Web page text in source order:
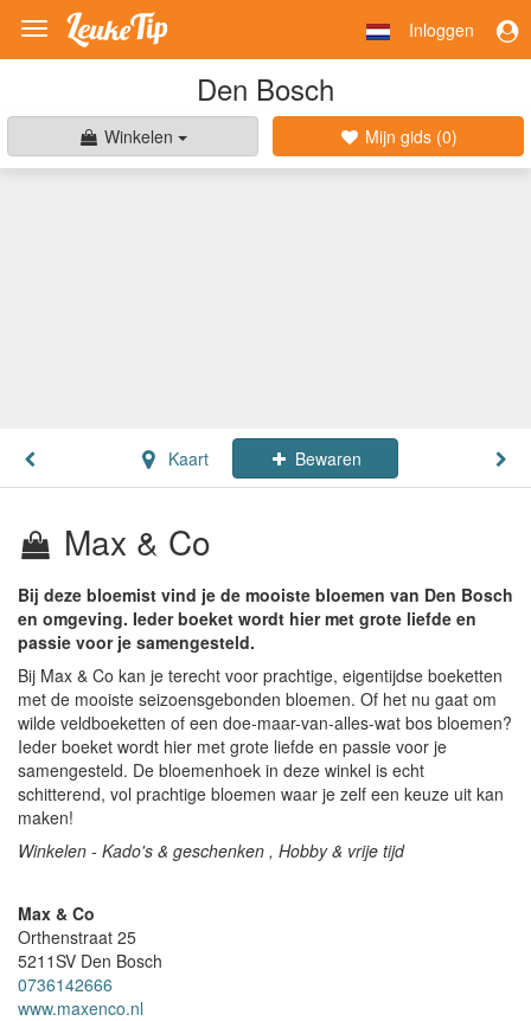
Toggle
navigation
Inloggen
Den Bosch
Winkelen Mijn gids (0)
Kaart Bewaren
Max & Co
Bij deze bloemist vind je de mooiste bloemen van Den Bosch
en omgeving. Ieder boeket wordt hier met grote liefde en
passie voor je samengesteld.
Bij Max & Co kan je terecht voor prachtige, eigentijdse boeketten
met de mooiste seizoensgebonden bloemen. Of het nu gaat om
wilde veldboeketten of een doe-maar-van-alles-wat bos bloemen?
Ieder boeket wordt hier met grote liefde en passie voor je
samengesteld. De bloemenhoek in deze winkel is echt
schitterend, vol prachtige bloemen waar je zelf een keuze uit kan
maken!
Winkelen - Kado's & geschenken , Hobby & vrije tijd
Max & Co
Orthenstraat 25
5211SV Den Bosch
0736142666
www.maxenco.nl